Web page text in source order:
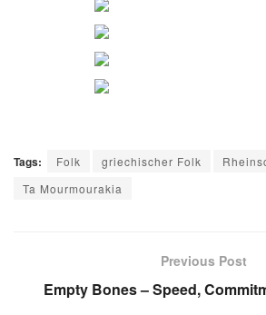
Tags: Folk griechischer Folk
Ta Mourmourakia
Previous Post
Empty Bones – Speed,